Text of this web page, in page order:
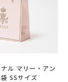
ル マリー・アン
SSサイズ